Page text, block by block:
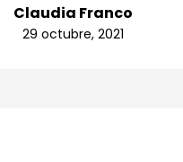
Claudia Franco
29 octubre, 2021